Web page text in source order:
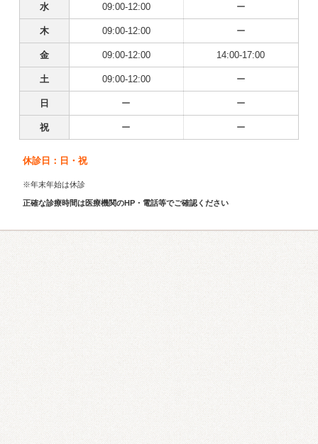
水 09:00-12:00 ー
木 09:00-12:00 ー
金 09:00-12:00 14:00-17:00
土 09:00-12:00 ー
日 ー ー
祝 ー ー
休診日：日・祝
※年末年始は休診
正確な診療時間は医療機関のHP・電話等でご確認ください